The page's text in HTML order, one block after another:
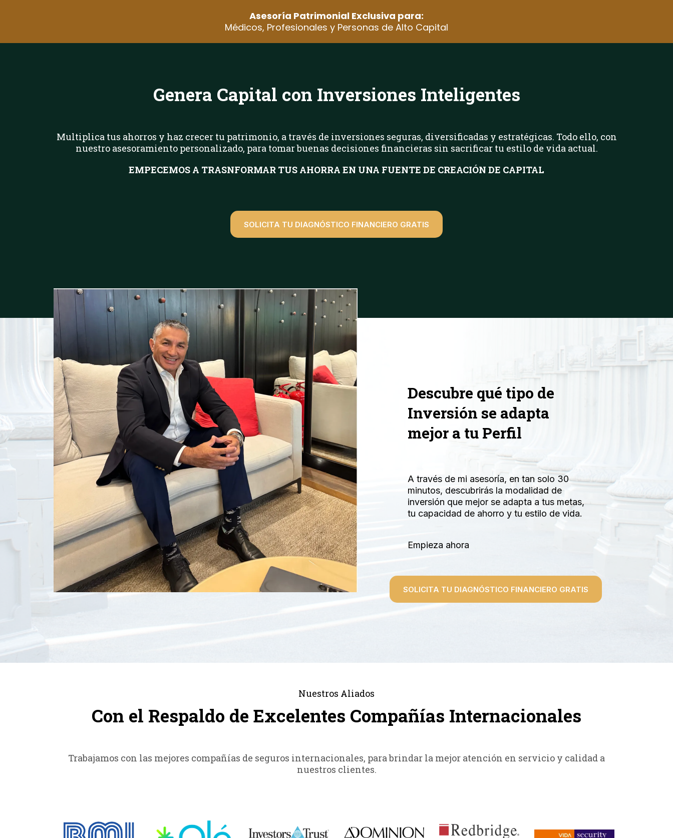
Asesoría Patrimonial Exclusiva para:
Médicos, Profesionales y Personas de Alto Capital
Genera Capital con Inversiones Inteligentes
Multiplica tus ahorros y haz crecer tu patrimonio, a través de inversiones seguras, diversificadas y estratégicas. Todo ello, con
nuestro asesoramiento personalizado, para tomar buenas decisiones financieras sin sacrificar tu estilo de vida actual.
EMPECEMOS A TRASNFORMAR TUS AHORRA EN UNA FUENTE DE CREACIÓN DE CAPITAL
SOLICITA TU DIAGNÓSTICO FINANCIERO GRATIS
Descubre qué tipo de
Inversión se adapta
mejor a tu Perfil
A través de mi asesoría, en tan solo 30
minutos, descubrirás la modalidad de
inversión que mejor se adapta a tus metas,
tu capacidad de ahorro y tu estilo de vida.
Empieza ahora
SOLICITA TU DIAGNÓSTICO FINANCIERO GRATIS
Nuestros Aliados
Con el Respaldo de Excelentes Compañías Internacionales
Trabajamos con las mejores compañías de seguros internacionales, para brindar la mejor atención en servicio y calidad a
nuestros clientes.